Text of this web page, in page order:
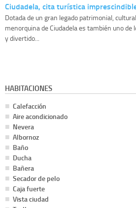
Ciudadela, cita turística
Dotada de un gran legado patrimonial,
menorquina de Ciudadela es también uno
y divertido...
HABITACIONES
Calefacción
Aire acondicionado
Nevera
Albornoz
Baño
Ducha
Bañera
Secador de pelo
Caja fuerte
Vista ciudad